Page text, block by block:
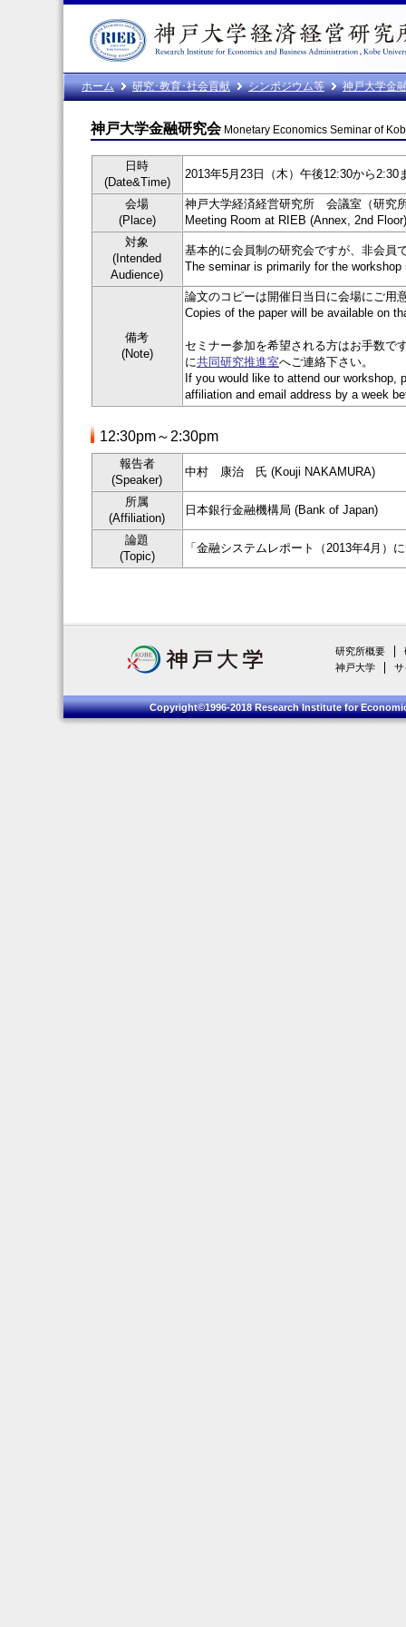
ホーム 研究･教育･社会貢献 シンポジウム等 神戸大学金
神戸大学金融研究会Monetary Economics Seminar of
日時
(Date&Time)
2013年5月23日（木）午後12:30から
会場
(Place)
神戸大学経済経営研究所 会議室（研究
Meeting Room at RIEB (Annex, 2nd Floor)
対象
(Intended
Audience)
基本的に会員制の研究会ですが、非会員
The seminar is primarily for the
備考
(Note)
論文のコピーは開催日当日に会場にご用
Copies of the paper will be available on
セミナー参加を希望される方はお手数で
に共同研究推進室へご連絡下さい。
If you would like to attend our workshop,
affiliation and email address by a week
12:30pm～2:30pm
報告者
(Speaker)
中村 康治 氏 (Kouji NAKAMURA)
所属
(Affiliation)
日本銀行金融機構局 (Bank of Japan)
論題
(Topic)
「金融システムレポート（2013年4月）
研究所概要
神戸大学
サ
Copyright©1996-2018 Research Institute for